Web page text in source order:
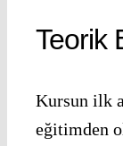
Teorik
Kursun ilk
eğitimden